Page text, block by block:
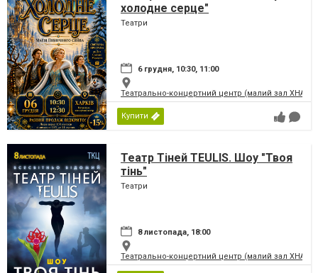
холодне серце"
Театри
6 грудня, 10:30, 11:00
Театрально-концертний центр (малий зал
Купити
Театр Тіней TEULIS. Шоу "Твоя
тінь"
Театри
8 листопада, 18:00
Театрально-концертний центр (малий зал